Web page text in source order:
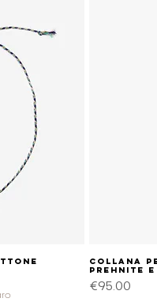
Collana
prehnite e
Price
€95.00